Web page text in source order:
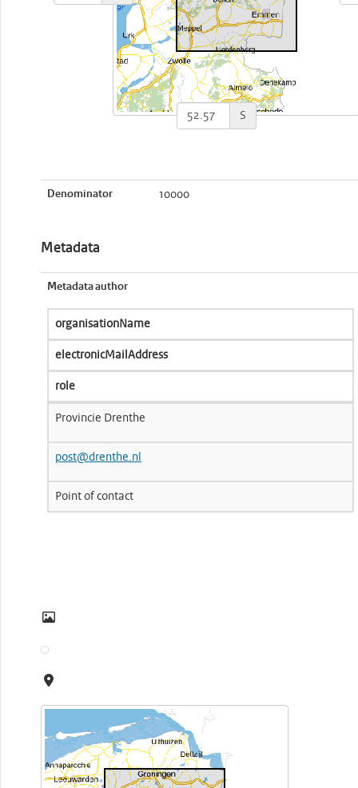
S
Denominator 10000
Metadata
Metadata author
organisationName
electronicMailAddress
role
Provincie Drenthe
post@drenthe.nl
Point of contact